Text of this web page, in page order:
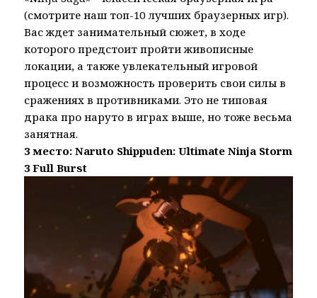
(смотрите наш топ-10 лучших браузерных игр).
Вас ждет занимательный сюжет, в ходе
которого предстоит пройти живописные
локации, а также увлекательный игровой
процесс и возможность проверить свои силы в
сражениях в противниками. Это не типовая
драка про наруто в играх выше, но тоже весьма
занятная.
3 место: Naruto Shippuden: Ultimate Ninja Storm
3 Full Burst